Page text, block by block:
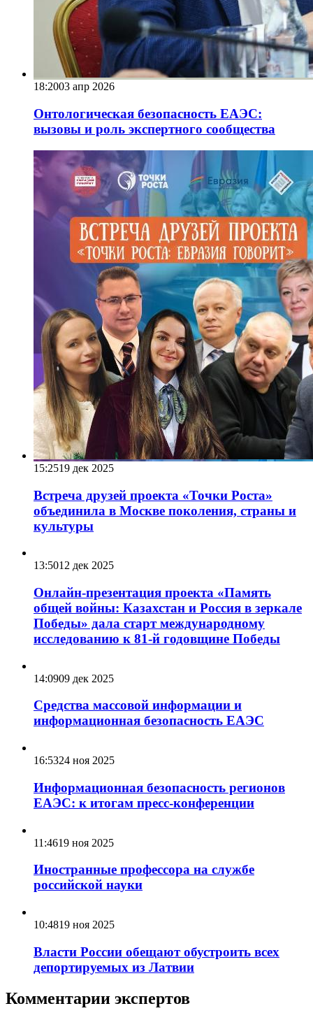
18:2003 апр 2026
Онтологическая безопасность ЕАЭС:
вызовы и роль экспертного сообщества
15:2519 дек 2025
Встреча друзей проекта «Точки Роста»
объединила в Москве поколения, страны и
культуры
13:5012 дек 2025
Онлайн-презентация проекта «Память
общей войны: Казахстан и Россия в зеркале
Победы» дала старт международному
исследованию к 81-й годовщине Победы
14:0909 дек 2025
Средства массовой информации и
информационная безопасность ЕАЭС
16:5324 ноя 2025
Информационная безопасность регионов
ЕАЭС: к итогам пресс-конференции
11:4619 ноя 2025
Иностранные профессора на службе
российской науки
10:4819 ноя 2025
Власти России обещают обустроить всех
депортируемых из Латвии
Комментарии экспертов